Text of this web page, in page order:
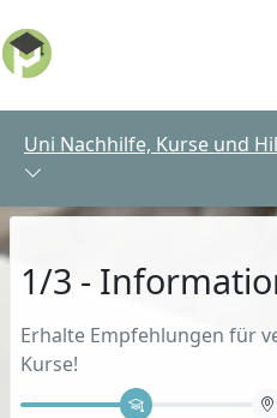
Uni Nachhilfe, Kurse und
1/3 -
Erhalte Empfehlungen für
Kurse!